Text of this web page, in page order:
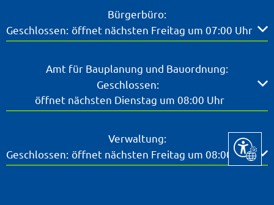
Bürgerbüro:
Klicken, um weitere Öffnungs- oder Schließzeiten
Geschlossen: öffnet nächsten Freitag um 07:00 Uhr
Amt für Bauplanung und Bauordnung:
Klicken, um weitere Öffnungs- oder Schließzeiten
Geschlossen:
öffnet nächsten Dienstag um 08:00 Uhr
Verwaltung:
Klicken, um weitere Öffnungs- oder Schließzeiten
Geschlossen: öffnet nächsten Freitag um 08:00 Uhr
Seite